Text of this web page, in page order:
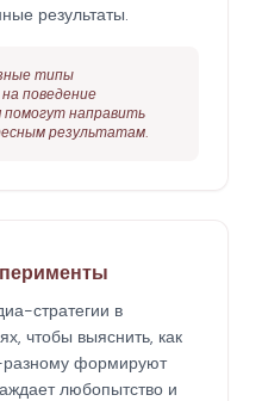
результаты.
типы
поведение
помогут направить
результатам.
стратегии в
чтобы выяснить, как
формируют
любопытство и